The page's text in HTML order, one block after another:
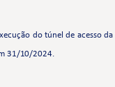
do túnel de acesso
31/10/2024.